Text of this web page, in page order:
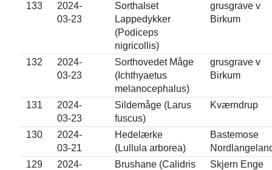
133
2024-
03-23
Sorthalset
Lappedykker
(Podiceps
nigricollis)
grusgrave v
Birkum
132
2024-
03-23
Sorthovedet Måge
(Ichthyaetus
melanocephalus)
grusgrave v
Birkum
131
2024-
03-23
Sildemåge (Larus
fuscus)
Kværndrup
130
2024-
03-21
Hedelærke
(Lullula arborea)
Bastemose
129
2024-
Brushane (Calidris
Skjern Enge